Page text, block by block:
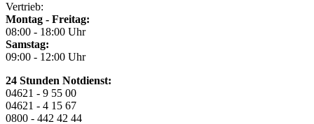
Vertrieb:
Montag - Freitag:
08:00 - 18:00 Uhr
Samstag:
09:00 - 12:00 Uhr
24 Stunden Notdienst:
04621 - 9 55 00
04621 - 4 15 67
0800 - 442 42 44